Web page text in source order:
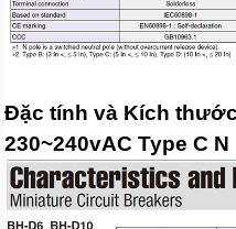
Đặc tính và Kích
230~240vAC Type C N